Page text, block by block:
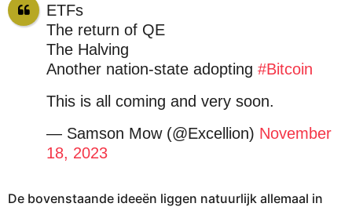
ETFs
The return of QE
The Halving
Another nation-state adopting #Bitcoin
This is all coming and very soon.
— Samson Mow (@Excellion) November
18, 2023
De bovenstaande ideeën liggen natuurlijk allemaal in